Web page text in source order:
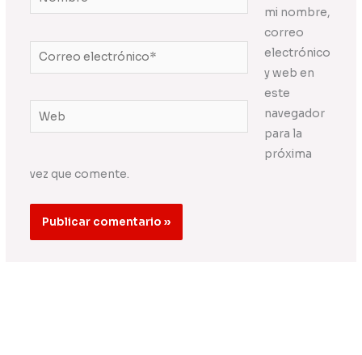
Correo
electrónico*
Web
mi nombre,
correo
electrónico
y web en
este
navegador
para la
próxima
vez que comente.